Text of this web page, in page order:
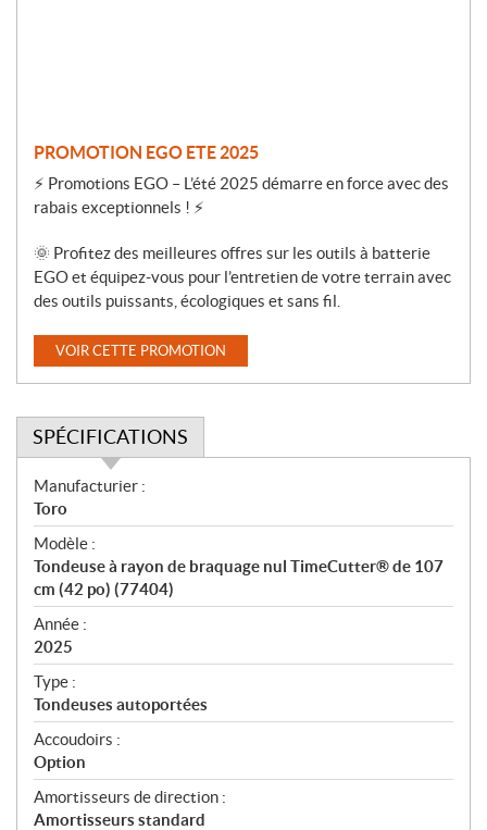
PROMOTION EGO ETE 2025
⚡ Promotions EGO – L’été 2025 démarre en force avec des
rabais exceptionnels ! ⚡
🌞 Profitez des meilleures offres sur les outils à batterie
EGO et équipez-vous pour l’entretien de votre terrain avec
des outils puissants, écologiques et sans fil.
VOIR CETTE PROMOTION
SPÉCIFICATIONS
S
p
é
c
i
f
i
c
a
t
i
o
n
s
Manufacturier :
Toro
Modèle :
Tondeuse à rayon de braquage nul TimeCutter® de 107
cm (42 po) (77404)
Année :
2025
Type :
Tondeuses autoportées
Accoudoirs :
Option
Amortisseurs de direction :
Amortisseurs standard